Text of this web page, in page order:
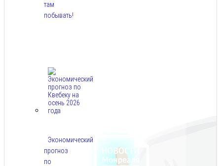
там
побывать!
Экономический
прогноз
по